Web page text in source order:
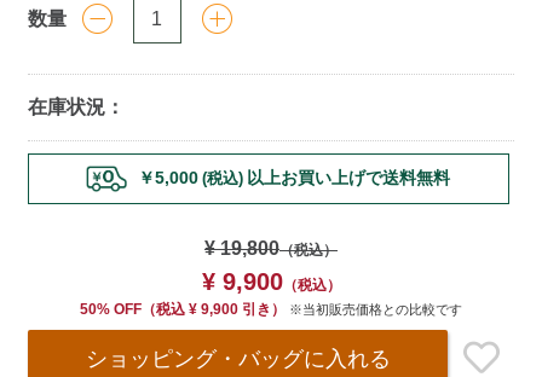
数量
在庫状況：
Add
cart
￥5,000 (税込) 以上お買い上げで送料無料
¥ 19,800（税込）
¥ 9,900（税込）
50% OFF （税込 ¥ 9,900 引き） ※当初販売価格との比較です
ショッピング・バッグに入れる